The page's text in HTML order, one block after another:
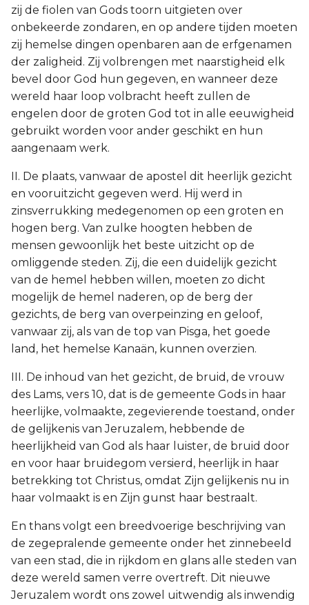
zij de fiolen van Gods toorn uitgieten over
onbekeerde zondaren, en op andere tijden moeten
zij hemelse dingen openbaren aan de erfgenamen
der zaligheid. Zij volbrengen met naarstigheid elk
bevel door God hun gegeven, en wanneer deze
wereld haar loop volbracht heeft zullen de
engelen door de groten God tot in alle eeuwigheid
gebruikt worden voor ander geschikt en hun
aangenaam werk.
II. De plaats, vanwaar de apostel dit heerlijk gezicht
en vooruitzicht gegeven werd. Hij werd in
zinsverrukking medegenomen op een groten en
hogen berg. Van zulke hoogten hebben de
mensen gewoonlijk het beste uitzicht op de
omliggende steden. Zij, die een duidelijk gezicht
van de hemel hebben willen, moeten zo dicht
mogelijk de hemel naderen, op de berg der
gezichts, de berg van overpeinzing en geloof,
vanwaar zij, als van de top van Pisga, het goede
land, het hemelse Kanaän, kunnen overzien.
III. De inhoud van het gezicht, de bruid, de vrouw
des Lams, vers 10, dat is de gemeente Gods in haar
heerlijke, volmaakte, zegevierende toestand, onder
de gelijkenis van Jeruzalem, hebbende de
heerlijkheid van God als haar luister, de bruid door
en voor haar bruidegom versierd, heerlijk in haar
betrekking tot Christus, omdat Zijn gelijkenis nu in
haar volmaakt is en Zijn gunst haar bestraalt.
En thans volgt een breedvoerige beschrijving van
de zegepralende gemeente onder het zinnebeeld
van een stad, die in rijkdom en glans alle steden van
deze wereld samen verre overtreft. Dit nieuwe
Jeruzalem wordt ons zowel uitwendig als inwendig